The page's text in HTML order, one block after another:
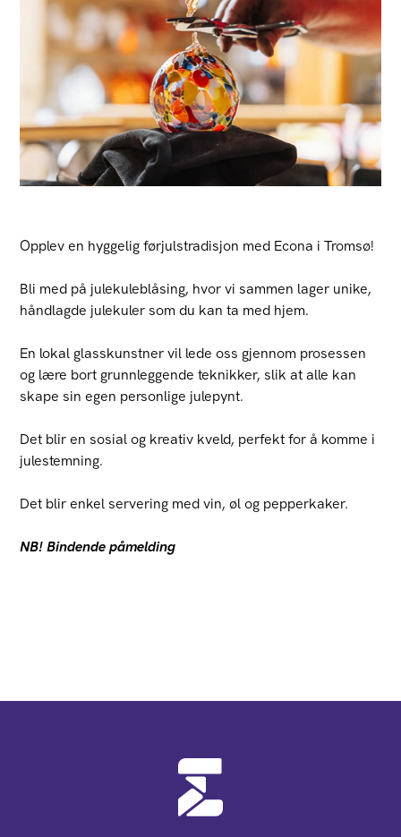
Opplev en hyggelig førjulstradisjon med Econa i Tromsø!
Bli med på julekuleblåsing, hvor vi sammen lager unike,
håndlagde julekuler som du kan ta med hjem.
En lokal glasskunstner vil lede oss gjennom prosessen
og lære bort grunnleggende teknikker, slik at alle kan
skape sin egen personlige julepynt.
Det blir en sosial og kreativ kveld, perfekt for å komme i
julestemning.
Det blir enkel servering med vin, øl og pepperkaker.
NB! Bindende påmelding